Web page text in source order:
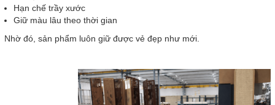
Hạn chế trầy xước
Giữ màu lâu theo thời gian
Nhờ đó, sản phẩm luôn giữ được vẻ đẹp như mới.